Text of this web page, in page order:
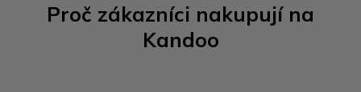
Proč zákazníci nakupují na
Kandoo